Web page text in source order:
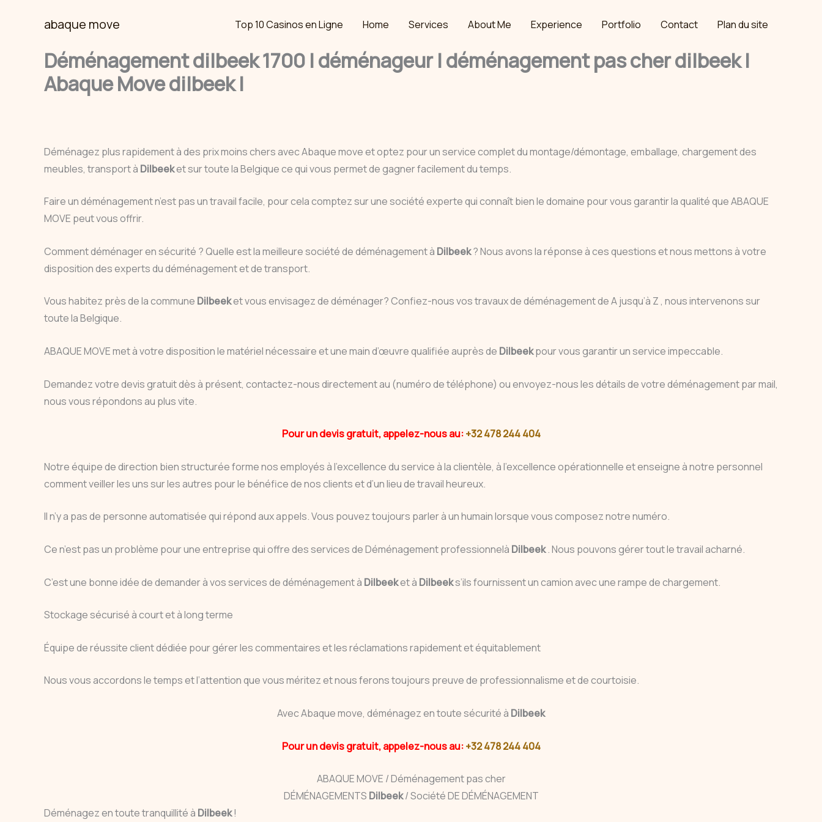
abaque move Top 10 Casinos en Ligne Home Services About Me Experience Portfolio Contact Plan du site
Déménagement dilbeek 1700 | déménageur | déménagement pas cher dilbeek |
Abaque Move dilbeek |
Déménagez plus rapidement à des prix moins chers avec Abaque move et optez pour un service complet du montage/démontage, emballage, chargement des
meubles, transport à Dilbeeket sur toute la Belgique ce qui vous permet de gagner facilement du temps.
Faire un déménagement n’est pas un travail facile, pour cela comptez sur une société experte qui connaît bien le domaine pour vous garantir la qualité que ABAQUE
MOVE peut vous offrir.
Comment déménager en sécurité ? Quelle est la meilleure société de déménagement à Dilbeek? Nous avons la réponse à ces questions et nous mettons à votre
disposition des experts du déménagement et de transport.
Vous habitez près de la commune Dilbeeket vous envisagez de déménager? Confiez-nous vos travaux de déménagement de A jusqu’à Z , nous intervenons sur
toute la Belgique.
ABAQUE MOVE met à votre disposition le matériel nécessaire et une main d’œuvre qualifiée auprès de Dilbeekpour vous garantir un service impeccable.
Demandez votre devis gratuit dès à présent, contactez-nous directement au (numéro de téléphone) ou envoyez-nous les détails de votre déménagement par mail,
nous vous répondons au plus vite.
Pour un devis gratuit, appelez-nous au:+32 478 244 404
Notre équipe de direction bien structurée forme nos employés à l’excellence du service à la clientèle, à l’excellence opérationnelle et enseigne à notre personnel
comment veiller les uns sur les autres pour le bénéfice de nos clients et d’un lieu de travail heureux.
Il n’y a pas de personne automatisée qui répond aux appels. Vous pouvez toujours parler à un humain lorsque vous composez notre numéro.
Ce n’est pas un problème pour une entreprise qui offre des services de Déménagement professionnelà Dilbeek. Nous pouvons gérer tout le travail acharné.
C’est une bonne idée de demander à vos services de déménagement à Dilbeeket à Dilbeeks’ils fournissent un camion avec une rampe de chargement.
Stockage sécurisé à court et à long terme
Équipe de réussite client dédiée pour gérer les commentaires et les réclamations rapidement et équitablement
Nous vous accordons le temps et l’attention que vous méritez et nous ferons toujours preuve de professionnalisme et de courtoisie.
Avec Abaque move, déménagez en toute sécurité à Dilbeek
Pour un devis gratuit, appelez-nous au:+32 478 244 404
ABAQUE MOVE / Déménagement pas cher
DÉMÉNAGEMENTS Dilbeek/ Société DE DÉMÉNAGEMENT
Déménagez en toute tranquillité à Dilbeek!